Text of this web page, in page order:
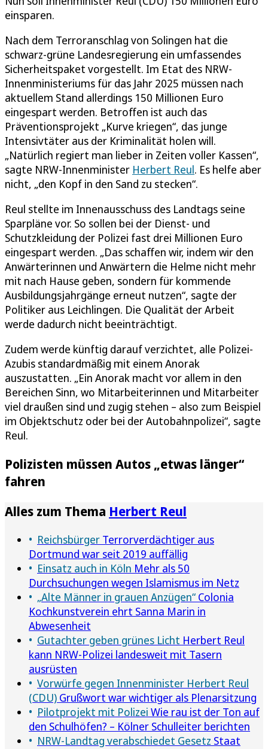
einsparen.
Nach dem Terroranschlag von Solingen hat die
schwarz-grüne Landesregierung ein umfassendes
Sicherheitspaket vorgestellt. Im Etat des NRW-
Innenministeriums für das Jahr 2025 müssen nach
aktuellem Stand allerdings 150 Millionen Euro
eingespart werden. Betroffen ist auch das
Präventionsprojekt „Kurve kriegen“, das junge
Intensivtäter aus der Kriminalität holen will.
„Natürlich regiert man lieber in Zeiten voller Kassen“,
sagte NRW-Innenminister Herbert Reul. Es helfe aber
nicht, „den Kopf in den Sand zu stecken“.
Reul stellte im Innenausschuss des Landtags seine
Sparpläne vor. So sollen bei der Dienst- und
Schutzkleidung der Polizei fast drei Millionen Euro
eingespart werden. „Das schaffen wir, indem wir den
Anwärterinnen und Anwärtern die Helme nicht mehr
mit nach Hause geben, sondern für kommende
Ausbildungsjahrgänge erneut nutzen“, sagte der
Politiker aus Leichlingen. Die Qualität der Arbeit
werde dadurch nicht beeinträchtigt.
Zudem werde künftig darauf verzichtet, alle Polizei-
Azubis standardmäßig mit einem Anorak
auszustatten. „Ein Anorak macht vor allem in den
Bereichen Sinn, wo Mitarbeiterinnen und Mitarbeiter
viel draußen sind und zugig stehen – also zum Beispiel
im Objektschutz oder bei der Autobahnpolizei“, sagte
Reul.
Polizisten müssen Autos „etwas länger“
fahren
Alles zum Thema Herbert Reul
Reichsbürger Terrorverdächtiger aus
Dortmund war seit 2019 auffällig
Einsatz auch in Köln Mehr als 50
Durchsuchungen wegen Islamismus im Netz
„Alte Männer in grauen Anzügen“ Colonia
Kochkunstverein ehrt Sanna Marin in
Abwesenheit
Gutachter geben grünes Licht Herbert Reul
kann NRW-Polizei landesweit mit Tasern
ausrüsten
Vorwürfe gegen Innenminister Herbert Reul
(CDU) Grußwort war wichtiger als Plenarsitzung
Pilotprojekt mit Polizei Wie rau ist der Ton auf
den Schulhöfen? – Kölner Schulleiter berichten
NRW-Landtag verabschiedet Gesetz Staat